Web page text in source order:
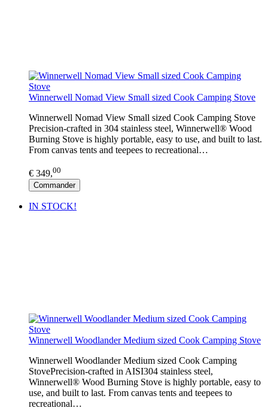
Winnerwell Nomad View Small sized Cook Camping Stove
Winnerwell Nomad View Small sized Cook Camping Stove
Precision-crafted in 304 stainless steel, Winnerwell® Wood
Burning Stove is highly portable, easy to use, and built to last.
From canvas tents and teepees to recreational…
€ 349,00
Commander
IN STOCK!
Winnerwell Woodlander Medium sized Cook Camping Stove
Winnerwell Woodlander Medium sized Cook Camping
StovePrecision-crafted in AISI304 stainless steel,
Winnerwell® Wood Burning Stove is highly portable, easy to
use, and built to last. From canvas tents and teepees to
recreational…